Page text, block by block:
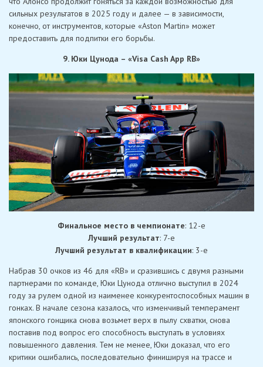
сильных результатов в 2025 году и далее — в зависимости,
конечно, от инструментов, которые «Aston Martin» может
предоставить для подпитки его борьбы.
9. Юки Цунода – «Visa Cash App RB»
Финальное место в чемпионате: 12-е
Лучший результат: 7-е
Лучший результат в квалификации: 3-е
Набрав 30 очков из 46 для «RB» и сразившись с двумя разными
партнерами по команде, Юки Цунода отлично выступил в 2024
году за рулем одной из наименее конкурентоспособных машин в
гонках. В начале сезона казалось, что изменчивый темперамент
японского гонщика снова возьмет верх в пылу схватки, снова
поставив под вопрос его способность выступать в условиях
повышенного давления. Тем не менее, Юки доказал, что его
критики ошибались, последовательно финишируя на трассе и